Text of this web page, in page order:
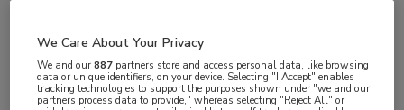
kiezen. Maar dat valt nog niet mee, vertelt
dermatoloog Petra Dikrama.
Het is voor de gemiddelde consument lastig om te
We Care About Your Privacy
We and our887 partners store and access personal data, like browsing
data or unique identifiers, on your device. Selecting "I Accept" enables
tracking technologies to support the purposes shown under "we and our
partners process data to provide," whereas selecting "Reject All" or